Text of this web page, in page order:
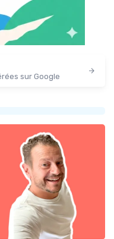
sur Google